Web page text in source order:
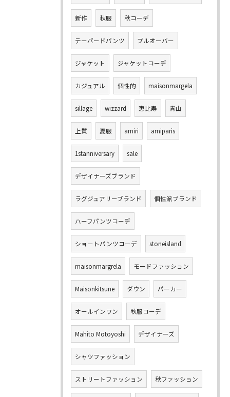
新作 秋服 秋コーデ
テーパードパンツ プルオーバー
ジャケット ジャケットコーデ
カジュアル 個性的 maisonmargela
sillage wizzard 恵比寿 青山
上質 夏服 amiri amiparis
1stanniversary sale
デザイナーズブランド
ラグジュアリーブランド 個性派ブランド
ハーフパンツコーデ
ショートパンツコーデ stoneisland
maisonmargrela モードファッション
Maisonkitsune ダウン パーカー
オールインワン 秋服コーデ
Mahito Motoyoshi デザイナーズ
シャツファッション
ストリートファッション 秋ファッション